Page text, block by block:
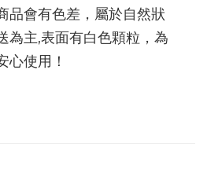
品會有色差，屬於自然狀
為主,表面有白色顆粒，為
心使用！